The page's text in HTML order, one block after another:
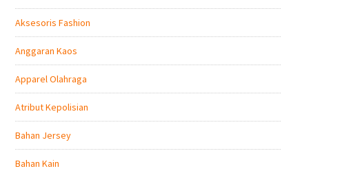
Aksesoris Fashion
Anggaran Kaos
Apparel Olahraga
Atribut Kepolisian
Bahan Jersey
Bahan Kain